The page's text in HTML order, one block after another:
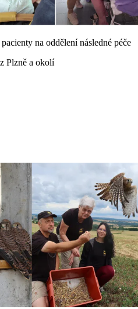
na oddělení následné péče
Plzně a okolí